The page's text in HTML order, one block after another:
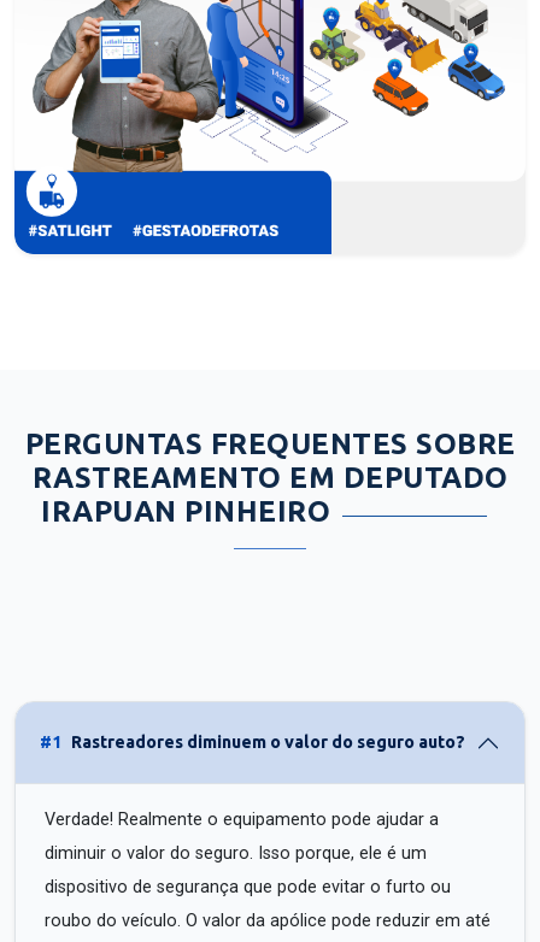
PERGUNTAS FREQUENTES SOBRE
RASTREAMENTO EM DEPUTADO
IRAPUAN PINHEIRO
#1 Rastreadores diminuem o valor do seguro auto?
Verdade! Realmente o equipamento pode ajudar a
diminuir o valor do seguro. Isso porque, ele é um
dispositivo de segurança que pode evitar o furto ou
roubo do veículo. O valor da apólice pode reduzir em até